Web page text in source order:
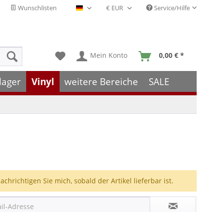
Wunschlisten Deutsch - DE Service/Hilfe
Mein Konto 0,00 € *
Vinyl weitere Bereiche SALE
Sie mich, sobald der Artikel lieferbar ist.